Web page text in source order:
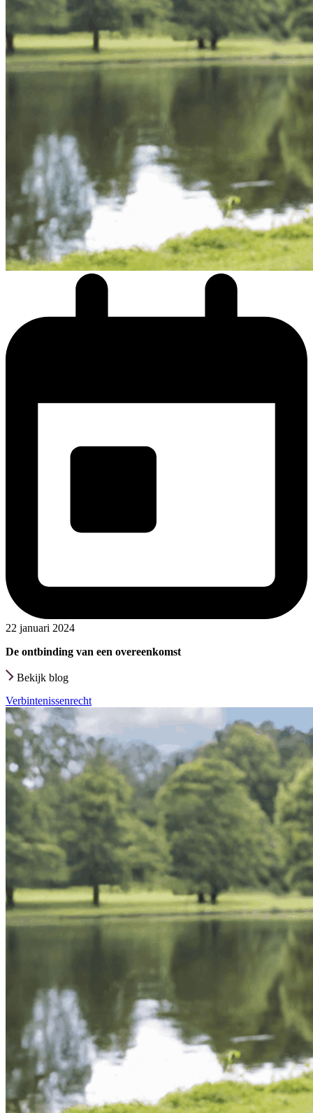
22 januari 2024
De ontbinding van een overeenkomst
Bekijk blog
Verbintenissenrecht